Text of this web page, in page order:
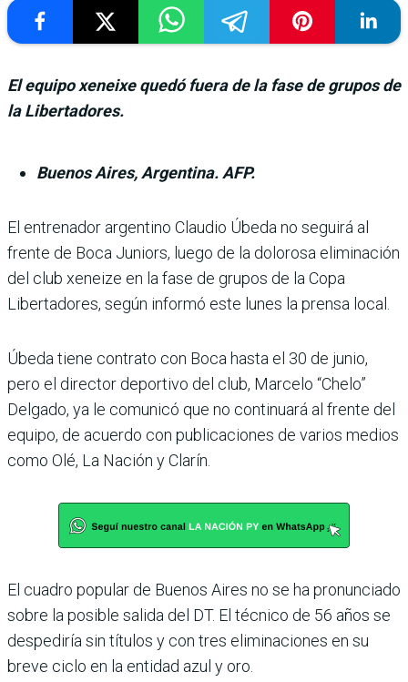
El equipo xeneixe quedó fuera de la fase de grupos de
la Libertadores.
Buenos Aires, Argentina. AFP.
El entrenador argentino Clau­dio Úbeda no seguirá al
frente de Boca Juniors, luego de la dolorosa eliminación
del club xeneize en la fase de grupos de la Copa
Libertadores, según informó este lunes la prensa local.
Úbeda tiene contrato con Boca hasta el 30 de junio,
pero el director deportivo del club, Marcelo “Chelo”
Delgado, ya le comunicó que no conti­nuará al frente del
equipo, de acuerdo con publicaciones de varios medios
como Olé, La Nación y Clarín.
El cuadro popular de Buenos Aires no se ha pronunciado
sobre la posible salida del DT. El técnico de 56 años se
despe­diría sin títulos y con tres eli­minaciones en su
breve ciclo en la entidad azul y oro.